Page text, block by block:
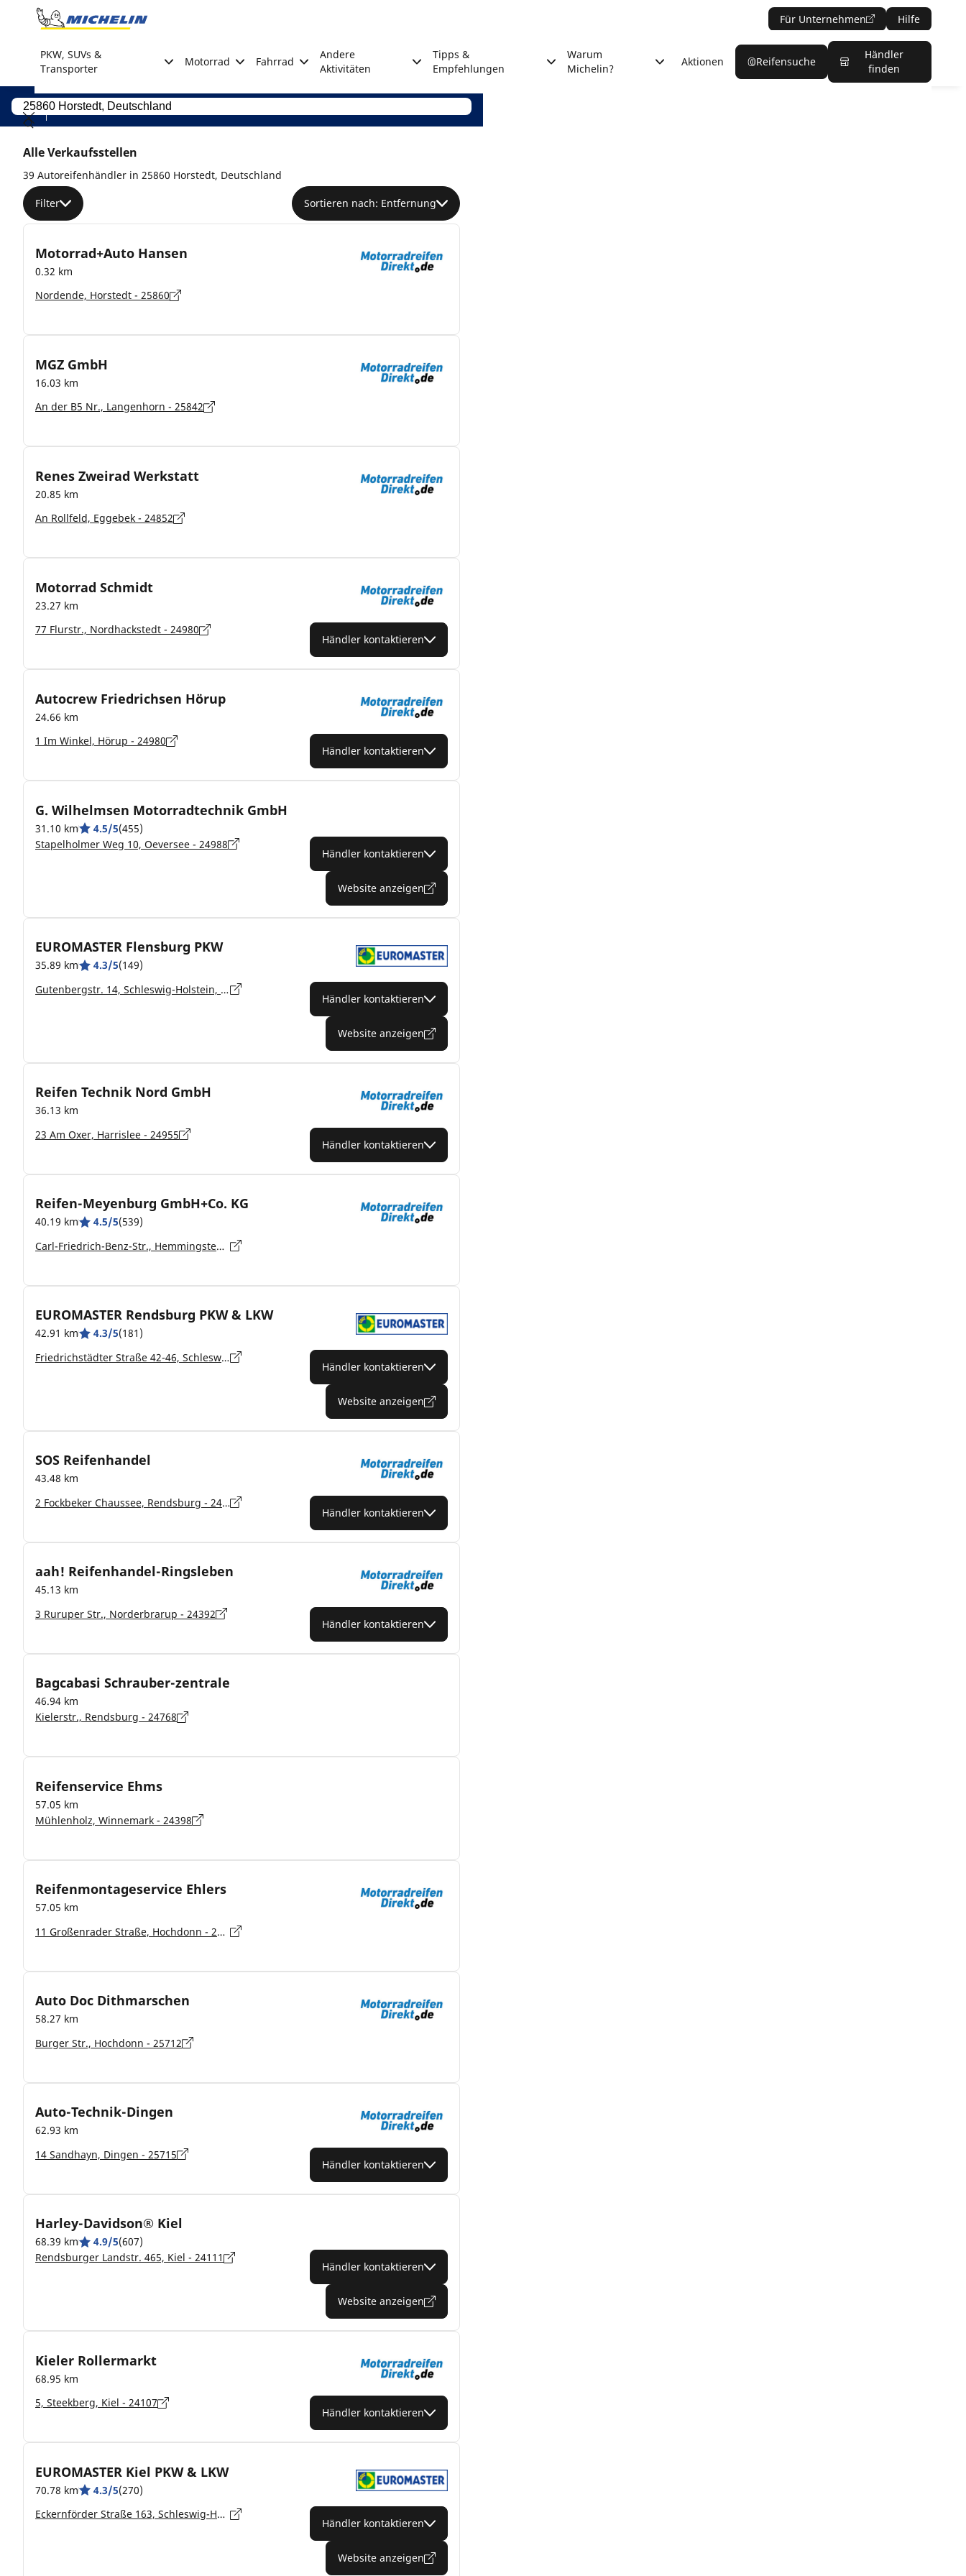
Go to page content
Für Unternehmen Hilfe
PKW, SUVs &
Transporter
Motorrad Fahrrad
Andere
Aktivitäten
Tipps &
Empfehlungen
Warum
Michelin?
Aktionen Reifensuche
Händler
finden
Alle Verkaufsstellen
39 Autoreifenhändler in 25860 Horstedt, Deutschland
Filter Sortieren nach: Entfernung
Motorrad+Auto Hansen
0.32 km
Nordende, Horstedt - 25860
MGZ GmbH
16.03 km
An der B5 Nr., Langenhorn - 25842
Renes Zweirad Werkstatt
20.85 km
An Rollfeld, Eggebek - 24852
Motorrad Schmidt
23.27 km
77 Flurstr., Nordhackstedt - 24980
Händler kontaktieren
Autocrew Friedrichsen Hörup
24.66 km
1 Im Winkel, Hörup - 24980
Händler kontaktieren
G. Wilhelmsen Motorradtechnik GmbH
31.10 km 4.5/5(455)
Stapelholmer Weg 10, Oeversee - 24988
Händler kontaktieren
Website anzeigen
EUROMASTER Flensburg PKW
35.89 km 4.3/5(149)
Gutenbergstr. 14, Schleswig-Holstein, Flensburg - 24941
Händler kontaktieren
Website anzeigen
Reifen Technik Nord GmbH
36.13 km
23 Am Oxer, Harrislee - 24955
Händler kontaktieren
Reifen-Meyenburg GmbH+Co. KG
40.19 km 4.5/5(539)
Carl-Friedrich-Benz-Str., Hemmingstedt - 25770
EUROMASTER Rendsburg PKW & LKW
42.91 km 4.3/5(181)
Friedrichstädter Straße 42-46, Schleswig-Holstein, Rendsburg - 24768
Händler kontaktieren
Website anzeigen
SOS Reifenhandel
43.48 km
2 Fockbeker Chaussee, Rendsburg - 24768
Händler kontaktieren
aah! Reifenhandel-Ringsleben
45.13 km
3 Ruruper Str., Norderbrarup - 24392
Händler kontaktieren
Bagcabasi Schrauber-zentrale
46.94 km
Kielerstr., Rendsburg - 24768
Reifenservice Ehms
57.05 km
Mühlenholz, Winnemark - 24398
Reifenmontageservice Ehlers
57.05 km
11 Großenrader Straße, Hochdonn - 25712
Auto Doc Dithmarschen
58.27 km
Burger Str., Hochdonn - 25712
Auto-Technik-Dingen
62.93 km
14 Sandhayn, Dingen - 25715
Händler kontaktieren
Harley-Davidson® Kiel
68.39 km 4.9/5(607)
Rendsburger Landstr. 465, Kiel - 24111
Händler kontaktieren
Website anzeigen
Kieler Rollermarkt
68.95 km
5, Steekberg, Kiel - 24107
Händler kontaktieren
EUROMASTER Kiel PKW & LKW
70.78 km 4.3/5(270)
Eckernförder Straße 163, Schleswig-Holstein, Kiel - 24116
Händler kontaktieren
Website anzeigen